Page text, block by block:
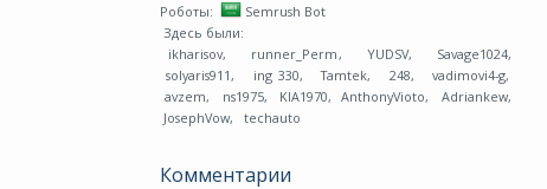
Роботы:
Semrush Bot
Здесь были:
ikharisov, runner_Perm, YUDSV, Savage1024,
solyaris911, ing 330, Tamtek, 248, vadimovi4-g,
avzem, ns1975, KIA1970, AnthonyVioto, Adriankew,
JosephVow, techauto
Комментарии